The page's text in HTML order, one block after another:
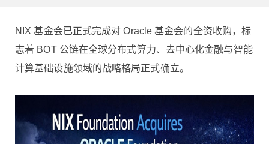
NIX 基金会已正式完成对 Oracle 基金会的全资收购，标
志着 BOT 公链在全球分布式算力、去中心化金融与智能
计算基础设施领域的战略格局正式确立。